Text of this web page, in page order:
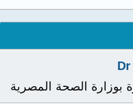
الصحة المصرية